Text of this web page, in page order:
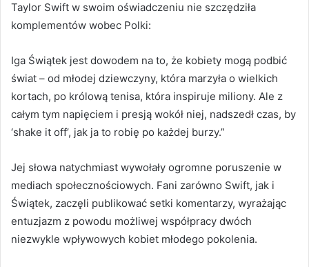
Taylor Swift w swoim oświadczeniu nie szczędziła
komplementów wobec Polki:
Iga Świątek jest dowodem na to, że kobiety mogą podbić
świat – od młodej dziewczyny, która marzyła o wielkich
kortach, po królową tenisa, która inspiruje miliony. Ale z
całym tym napięciem i presją wokół niej, nadszedł czas, by
‘shake it off’, jak ja to robię po każdej burzy.”
Jej słowa natychmiast wywołały ogromne poruszenie w
mediach społecznościowych. Fani zarówno Swift, jak i
Świątek, zaczęli publikować setki komentarzy, wyrażając
entuzjazm z powodu możliwej współpracy dwóch
niezwykle wpływowych kobiet młodego pokolenia.